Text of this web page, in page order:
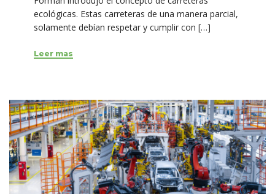
ecológicas. Estas carreteras de una manera parcial,
solamente debían respetar y cumplir con […]
Leer mas